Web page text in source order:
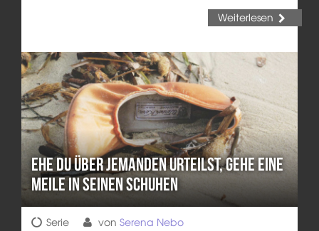
Weiterlesen
Ehe du über jemanden urteilst, gehe eine
Meile in seinen Schuhen
Serie von Serena Nebo